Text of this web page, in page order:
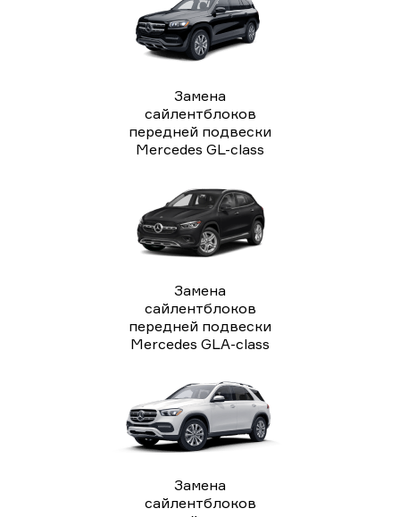
Замена
сайлентблоков
передней подвески
Mercedes GL-class
Замена
сайлентблоков
передней подвески
Mercedes GLA-class
Замена
сайлентблоков